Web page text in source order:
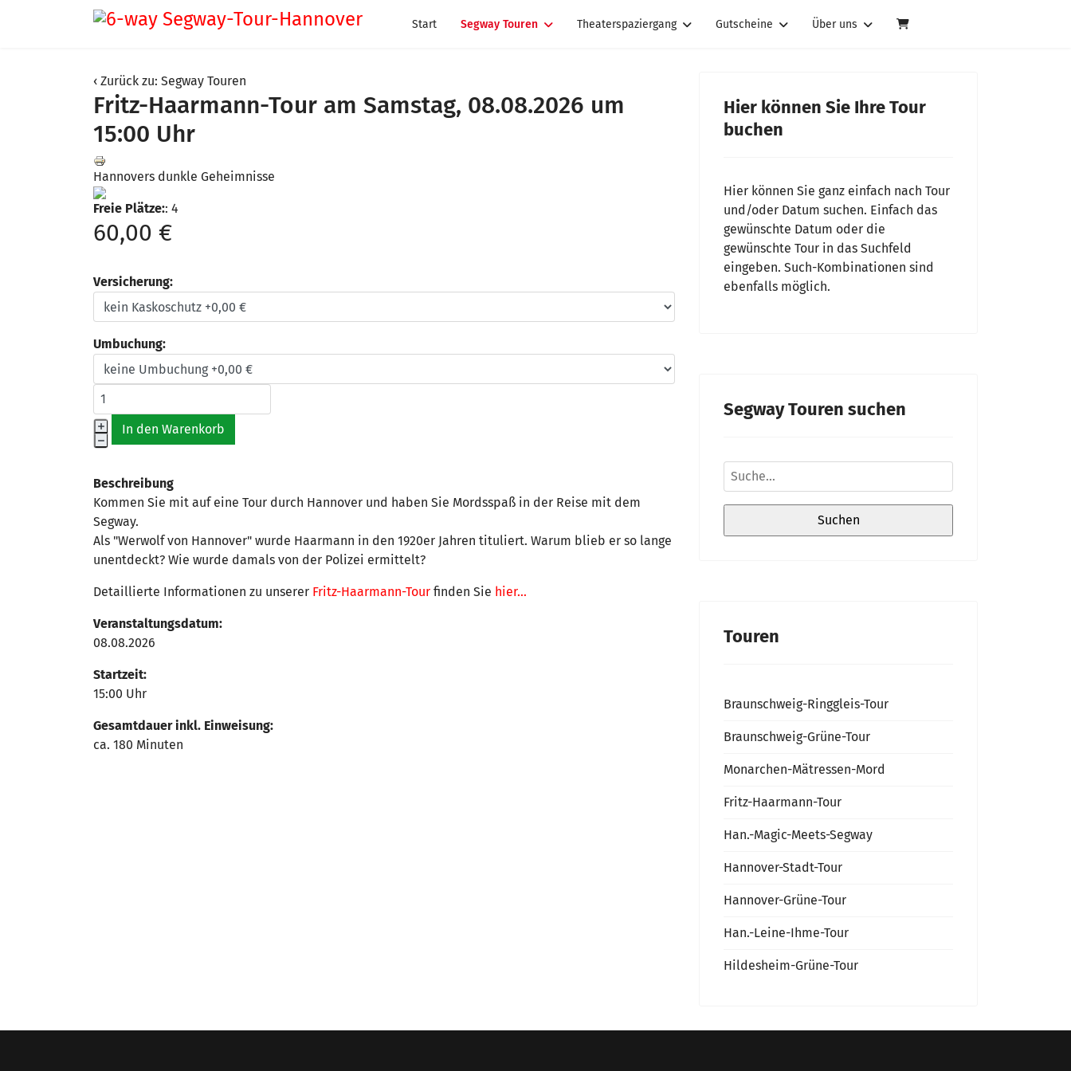
Start Segway Touren Theaterspaziergang Gutscheine Über uns
Zurück zu: Segway Touren
Fritz-Haarmann-Tour am Samstag, 08.08.2026 um
15:00 Uhr
Hannovers dunkle Geheimnisse
Freie Plätze:: 4
60,00 €
Versicherung:
Umbuchung:
Beschreibung
Kommen Sie mit auf eine Tour durch Hannover und haben Sie Mordsspaß in der Reise mit dem
Segway.
Als "Werwolf von Hannover" wurde Haarmann in den 1920er Jahren tituliert. Warum blieb er so lange
unentdeckt? Wie wurde damals von der Polizei ermittelt?
Detaillierte Informationen zu unserer Fritz-Haarmann-Tour finden Sie hier...
Veranstaltungsdatum:
08.08.2026
Startzeit:
15:00 Uhr
Gesamtdauer inkl. Einweisung:
ca. 180 Minuten
Hier können Sie Ihre Tour
buchen
Hier können Sie ganz einfach nach Tour
und/oder Datum suchen. Einfach das
gewünschte Datum oder die
gewünschte Tour in das Suchfeld
eingeben. Such-Kombinationen sind
ebenfalls möglich.
Segway Touren suchen
Touren
Braunschweig-Ringgleis-Tour
Braunschweig-Grüne-Tour
Monarchen-Mätressen-Mord
Fritz-Haarmann-Tour
Han.-Magic-Meets-Segway
Hannover-Stadt-Tour
Hannover-Grüne-Tour
Han.-Leine-Ihme-Tour
Hildesheim-Grüne-Tour